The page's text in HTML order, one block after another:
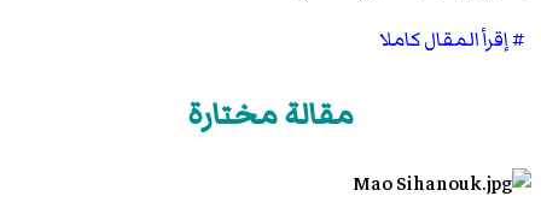
# إقرأ المقال كاملا
مقالة مختارة